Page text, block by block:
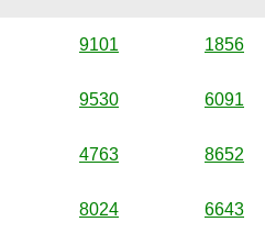
9101 1856
9530 6091
4763 8652
8024 6643